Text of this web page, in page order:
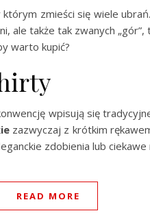
zmieści się wiele
ale także tak zwanych
warto kupić?
wpisują się
zazwyczaj z krótkim
zdobienia lub
READ MORE